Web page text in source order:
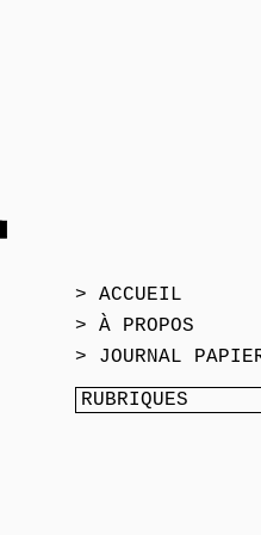
> ACCUEIL
> À PROPOS
> JOURNAL